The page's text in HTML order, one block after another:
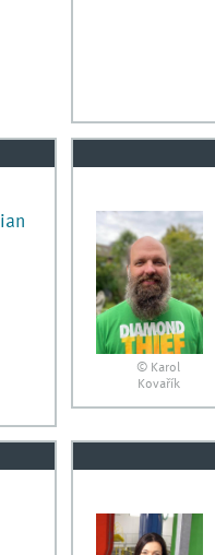
© Karol
Kovařík